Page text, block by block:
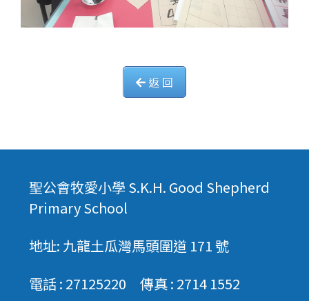
返 回
聖公會牧愛小學 S.K.H. Good Shepherd
Primary School
地址: 九龍土瓜灣馬頭圍道 171 號
電話 : 27125220 傳真 : 2714 1552